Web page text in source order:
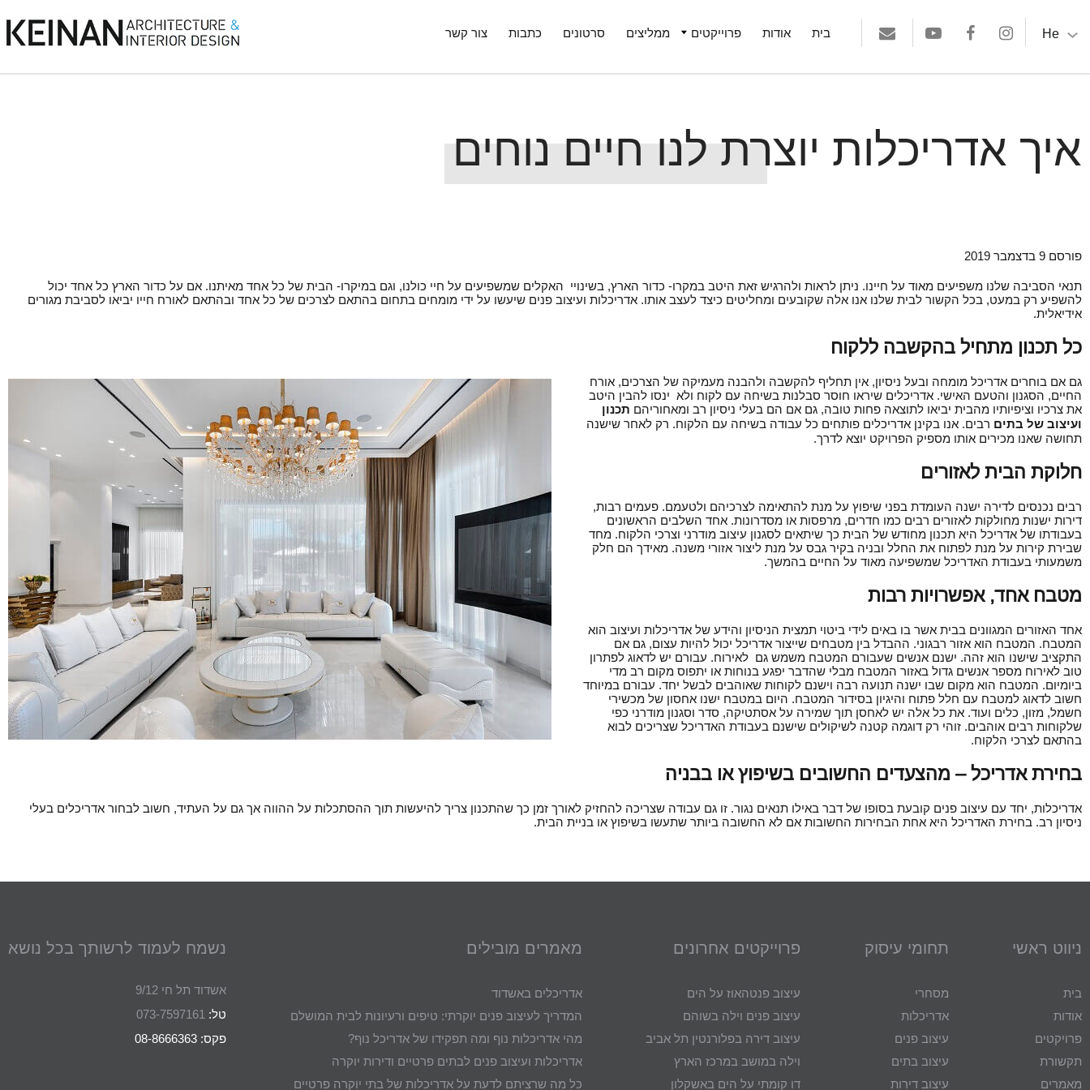
He בית אודות פרוייקטים ממליצים סרטונים כתבות צור קשר
איך אדריכלות יוצרת לנו חיים נוחים
פורסם 9 בדצמבר 2019
תנאי הסביבה שלנו משפיעים מאוד על חיינו. ניתן לראות ולהרגיש זאת היטב במקרו- כדור הארץ, בשינויי האקלים שמשפיעים על חיי כולנו, וגם במיקרו- הבית של כל אחד מאיתנו. אם על כדור הארץ כל אחד יכול
להשפיע רק במעט, בכל הקשור לבית שלנו אנו אלה שקובעים ומחליטים כיצד לעצב אותו. אדריכלות ועיצוב פנים שיעשו על ידי מומחים בתחום בהתאם לצרכים של כל אחד ובהתאם לאורח חייו יביאו לסביבת מגורים
אידיאלית.
כל תכנון מתחיל בהקשבה ללקוח
גם אם בוחרים אדריכל מומחה ובעל ניסיון, אין תחליף להקשבה ולהבנה מעמיקה של הצרכים, אורח
החיים, הסגנון והטעם האישי. אדריכלים שיראו חוסר סבלנות בשיחה עם לקוח ולא ינסו להבין היטב
את צרכיו וציפיותיו מהבית יביאו לתוצאה פחות טובה, גם אם הם בעלי ניסיון רב ומאחוריהם תכנון
ועיצוב של בתים רבים. אנו בקינן אדריכלים פותחים כל עבודה בשיחה עם הלקוח. רק לאחר שישנה
תחושה שאנו מכירים אותו מספיק הפרויקט יוצא לדרך.
חלוקת הבית לאזורים
רבים נכנסים לדירה ישנה העומדת בפני שיפוץ על מנת להתאימה לצרכיהם ולטעמם. פעמים רבות,
דירות ישנות מחולקות לאזורים רבים כמו חדרים, מרפסות או מסדרונות. אחד השלבים הראשונים
בעבודתו של אדריכל היא תכנון מחודש של הבית כך שיתאים לסגנון עיצוב מודרני וצרכי הלקוח. מחד
שבירת קירות על מנת לפתוח את החלל ובניה בקיר גבס על מנת ליצור אזורי משנה. מאידך הם חלק
משמעותי בעבודת האדריכל שמשפיעה מאוד על החיים בהמשך.
מטבח אחד, אפשרויות רבות
אחד האזורים המגוונים בבית אשר בו באים לידי ביטוי תמצית הניסיון והידע של אדריכלות ועיצוב הוא
המטבח. המטבח הוא אזור רבגוני. ההבדל בין מטבחים שייצור אדריכל יכול להיות עצום, גם אם
התקציב שישנו הוא זהה. ישנם אנשים שעבורם המטבח משמש גם לאירוח. עבורם יש לדאוג לפתרון
טוב לאירוח מספר אנשים גדול באזור המטבח מבלי שהדבר יפגע בנוחות או יתפוס מקום רב מדי
ביומיום. המטבח הוא מקום שבו ישנה תנועה רבה וישנם לקוחות שאוהבים לבשל יחד. עבורם במיוחד
חשוב לדאוג למטבח עם חלל פתוח והיגיון בסידור המטבח. היום במטבח ישנו אחסון של מכשירי
חשמל, מזון, כלים ועוד. את כל אלה יש לאחסן תוך שמירה על אסתטיקה, סדר וסגנון מודרני כפי
שלקוחות רבים אוהבים. זוהי רק דוגמה קטנה לשיקולים שישנם בעבודת האדריכל שצריכים לבוא
בהתאם לצרכי הלקוח.
בחירת אדריכל – מהצעדים החשובים בשיפוץ או בבניה
אדריכלות, יחד עם עיצוב פנים קובעת בסופו של דבר באילו תנאים נגור. זו גם עבודה שצריכה להחזיק לאורך זמן כך שהתכנון צריך להיעשות תוך ההסתכלות על ההווה אך גם על העתיד, חשוב לבחור אדריכלים בעלי
ניסיון רב. בחירת האדריכל היא אחת הבחירות החשובות אם לא החשובה ביותר שתעשו בשיפוץ או בניית הבית.
ניווט ראשי
בית
אודות
פרויקטים
תקשורת
מאמרים
תחומי עיסוק
מסחרי
אדריכלות
עיצוב פנים
עיצוב בתים
עיצוב דירות
פרוייקטים אחרונים
עיצוב פנטהאוז על הים
עיצוב פנים וילה בשוהם
עיצוב דירה בפלורנטין תל אביב
וילה במושב במרכז הארץ
דו קומתי על הים באשקלון
מאמרים מובילים
אדריכלים באשדוד
המדריך לעיצוב פנים יוקרתי: טיפים ורעיונות לבית המושלם
מהי אדריכלות נוף ומה תפקידו של אדריכל נוף?
אדריכלות ועיצוב פנים לבתים פרטיים ודירות יוקרה
כל מה שרציתם לדעת על אדריכלות של בתי יוקרה פרטיים
נשמח לעמוד לרשותך בכל נושא
אשדוד תל חי 9/12
טל: 073-7597161
פקס: 08-8666363